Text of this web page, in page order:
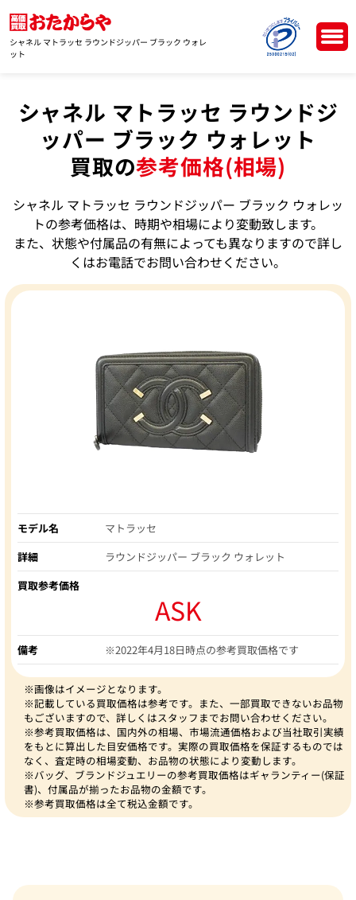
シャネル マトラッセ ラウンドジッパー ブラック ウォレ
ット
シャネル マトラッセ ラウンドジ
ッパー ブラック ウォレット
買取の参考価格(相場)
シャネル マトラッセ ラウンドジッパー ブラック ウォレッ
トの参考価格は、時期や相場により変動致します。
また、状態や付属品の有無によっても異なりますので詳し
くはお電話でお問い合わせください。
モデル名
マトラッセ
詳細
ラウンドジッパー ブラック ウォレット
買取参考価格
ASK
備考 ※2022年4月18日時点の参考買取価格です
※画像はイメージとなります。
※記載している買取価格は参考です。また、一部買取できないお品物
もございますので、詳しくはスタッフまでお問い合わせください。
※参考買取価格は、国内外の相場、市場流通価格および当社取引実績
をもとに算出した目安価格です。実際の買取価格を保証するものでは
なく、査定時の相場変動、お品物の状態により変動します。
※バッグ、ブランドジュエリーの参考買取価格はギャランティー(保証
書)、付属品が揃ったお品物の金額です。
※参考買取価格は全て税込金額です。